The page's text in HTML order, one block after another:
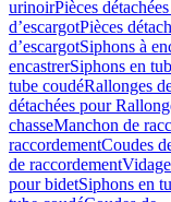
urinoirPièces
d’escargotPièces
d’escargotSiphons à
encastrerSiphons en
tube coudéRallonges
détachées pour
chasseManchon de
raccordementCoudes
de raccordement
pour bidetSiphons en